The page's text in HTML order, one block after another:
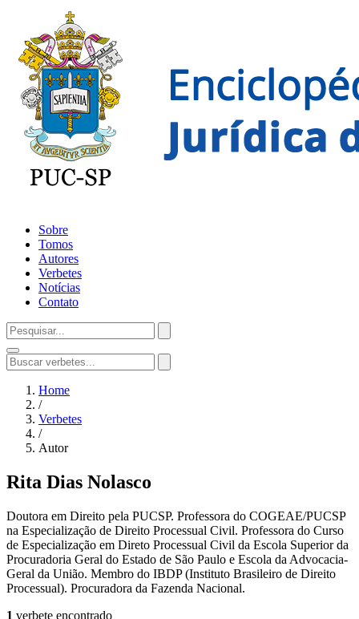
Sobre
Tomos
Autores
Verbetes
Notícias
Contato
Home
/
Verbetes
/
Autor
Rita Dias Nolasco
Doutora em Direito pela PUCSP. Professora do COGEAE/PUCSP
na Especialização de Direito Processual Civil. Professora do Curso
de Especialização em Direto Processual Civil da Escola Superior da
Procuradoria Geral do Estado de São Paulo e Escola da Advocacia-
Geral da União. Membro do IBDP (Instituto Brasileiro de Direito
Processual). Procuradora da Fazenda Nacional.
1 verbete encontrado